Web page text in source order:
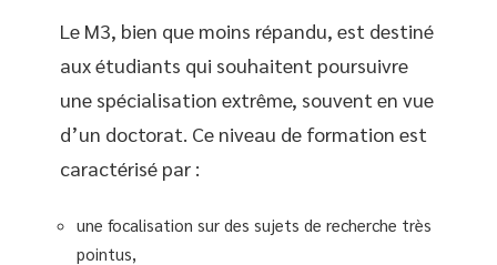
Le M3, bien que moins répandu, est destiné
aux étudiants qui souhaitent poursuivre
une spécialisation extrême, souvent en vue
d’un doctorat. Ce niveau de formation est
caractérisé par :
une focalisation sur des sujets de recherche très
pointus,